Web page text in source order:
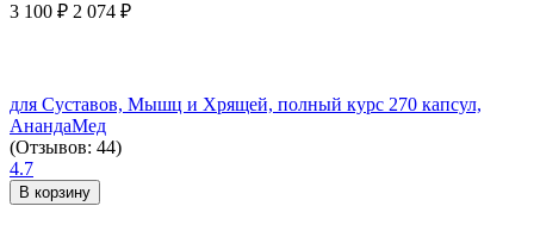
3 100 ₽ 2 074 ₽
для Суставов, Мышц и Хрящей, полный курс 270 капсул,
АнандаМед
(Отзывов: 44)
4.7
В корзину